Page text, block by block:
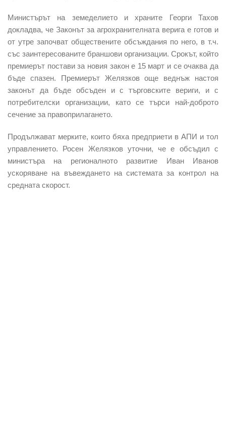
Министърът на земеделието и храните Георги Тахов
докладва, че Законът за агрохранителната верига е готов и
от утре започват обществените обсъждания по него, в т.ч.
със заинтересованите браншови организации. Срокът, който
премиерът постави за новия закон е 15 март и се очаква да
бъде спазен. Премиерът Желязков още веднъж настоя
законът да бъде обсъден и с търговските вериги, и с
потребителски организации, като се търси най-доброто
сечение за правоприлагането.
Продължават мерките, които бяха предприети в АПИ и тол
управлението. Росен Желязков уточни, че е обсъдил с
министъра на регионалното развитие Иван Иванов
ускоряване на въвеждането на системата за контрол на
средната скорост.